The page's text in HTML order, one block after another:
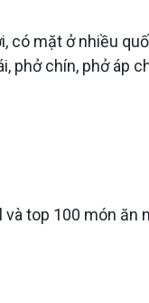
có mặt ở nhiều
phở chín, phở áp
top 100 món ăn